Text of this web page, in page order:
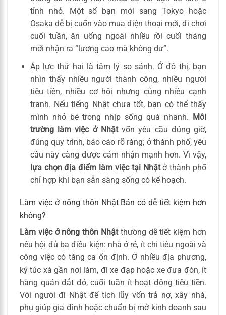
tỉnh nhỏ. Một số bạn mới sang Tokyo hoặc
Osaka dễ bị cuốn vào mua điện thoại mới, đi chơi
cuối tuần, ăn uống ngoài nhiều rồi cuối tháng
mới nhận ra “lương cao mà không dư”.
Áp lực thứ hai là tâm lý so sánh. Ở đô thị, bạn
nhìn thấy nhiều người thành công, nhiều người
tiêu tiền, nhiều cơ hội nhưng cũng nhiều cạnh
tranh. Nếu tiếng Nhật chưa tốt, bạn có thể thấy
mình nhỏ bé trong nhịp sống quá nhanh.
Môi
trường làm việc ở Nhậtvốn yêu cầu đúng giờ,
đúng quy trình, báo cáo rõ ràng; ở thành phố, yêu
cầu này càng được cảm nhận mạnh hơn. Vì vậy,
lựa chọn địa điểm làm việc tại Nhậtở thành phố
chỉ hợp khi bạn sẵn sàng sống có kế hoạch.
Làm việc ở nông thôn Nhật Bản có dễ tiết kiệm hơn
không?
Làm việc ở nông thôn Nhậtthường dễ tiết kiệm hơn
nếu hội đủ ba điều kiện: nhà ở rẻ, ít chi tiêu ngoài và
công việc có tăng ca ổn định. Ở nhiều địa phương,
ký túc xá gần nơi làm, đi xe đạp hoặc xe đưa đón, ít
hàng quán đắt đỏ, cuối tuần ít hoạt động tiêu tiền.
Với người đi Nhật để tích lũy vốn trả nợ, xây nhà,
phụ giúp gia đình hoặc chuẩn bị mở kinh doanh sau